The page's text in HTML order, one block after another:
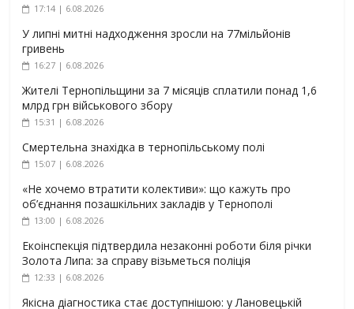
17:14 | 6.08.2026
У липні митні надходження зросли на 77мільйонів
гривень
16:27 | 6.08.2026
Жителі Тернопільщини за 7 місяців сплатили понад 1,6
млрд грн військового збору
15:31 | 6.08.2026
Смертельна знахідка в тернопільському полі
15:07 | 6.08.2026
«Не хочемо втратити колективи»: що кажуть про
об’єднання позашкільних закладів у Тернополі
13:00 | 6.08.2026
Екоінспекція підтвердила незаконні роботи біля річки
Золота Липа: за справу візьметься поліція
12:33 | 6.08.2026
Якісна діагностика стає доступнішою: у Лановецькій